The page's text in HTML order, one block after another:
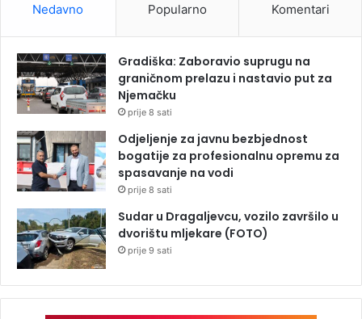
Nedavno Popularno Komentari
Gradiška: Zaboravio suprugu na
graničnom prelazu i nastavio put za
Njemačku
prije 8 sati
Odjeljenje za javnu bezbjednost
bogatije za profesionalnu opremu za
spasavanje na vodi
prije 8 sati
Sudar u Dragaljevcu, vozilo završilo u
dvorištu mljekare (FOTO)
prije 9 sati